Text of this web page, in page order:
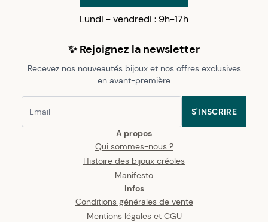
A propos
Qui sommes-nous ?
Histoire des bijoux créoles
Manifesto
Infos
Conditions générales de vente
Mentions légales et CGU
Lundi - vendredi : 9h-17h
✨ Rejoignez la newsletter
Recevez nos nouveautés bijoux et nos offres exclusives
en avant-première
S'INSCRIRE